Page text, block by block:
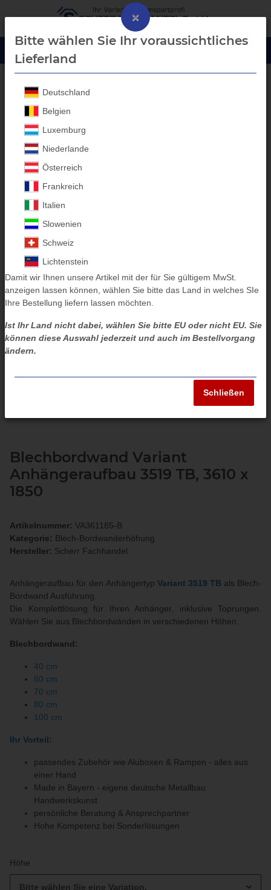
Blech-Bordwanderhöhung
Blechbordwand Variant
Anhängeraufbau 3519 TB, 3610 x
1850
Artikelnummer: VA361185-B
Kategorie: Blech-Bordwanderhöhung
Hersteller: Scherr Fachhandel
Anhängeraufbau für den Anhängertyp Variant 3519 TB als Blech-
Bordwand Ausführung.
Die Komplettlösung für Ihren Anhänger, inklusive Toprungen.
Wählen Sie aus Blechbordwänden in verschiedenen Höhen.
Blechbordwand:
40 cm
60 cm
70 cm
80 cm
100 cm
Ihr Vorteil:
passendes Zubehör wie Aluboxen & Rampen - alles aus
einer Hand
Made in Bayern - eigene deutsche Metallbau
Handwerkskunst
persönliche Beratung & Ansprechpartner
Hohe Kompetenz bei Sonderlösungen
Höhe
Bitte wählen Sie eine Variation.
×
Bitte wählen Sie Ihr voraussichtliches
Lieferland
Deutschland
Belgien
Luxemburg
Niederlande
Österreich
Frankreich
Italien
Slowenien
Schweiz
Lichtenstein
Damit wir Ihnen unsere Artikel mit der für Sie gültigem MwSt.
anzeigen lassen können, wählen Sie bitte das Land in welches SIe
Ihre Bestellung liefern lassen möchten.
Ist Ihr Land nicht dabei, wählen Sie bitte EU oder nicht EU. Sie
können diese Auswahl jederzeit und auch im Bestellvorgang
ändern.
Schließen